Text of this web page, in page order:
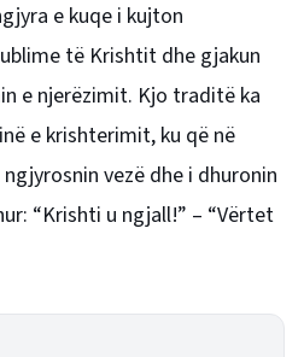
e kuqe i kujton
të Krishtit dhe gjakun
e njerëzimit. Kjo traditë ka
e krishterimit, ku që në
vezë dhe i dhuronin
“Krishti u ngjall!” – “Vërtet